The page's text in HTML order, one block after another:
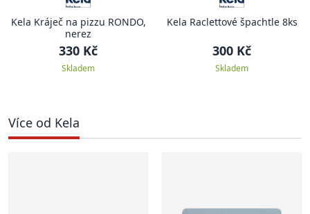
Kela Kráječ na pizzu RONDO,
nerez
330 Kč
Skladem
Kela Raclettové špachtle 8ks
300 Kč
Skladem
Více od Kela